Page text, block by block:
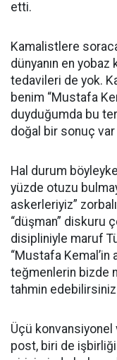
etti.
Kamalistlere
dünyanın en
tedavileri de yok.
benim “Mustafa
duyduğumda bu
doğal bir sonuç var
Hal durum
yüzde otuzu
askerleriyiz”
“düşman” diskuru
disipliniyle maruf
“Mustafa
teğmenlerin bizde
tahmin
Üçü konvansiyonel
post, biri de işbirliği